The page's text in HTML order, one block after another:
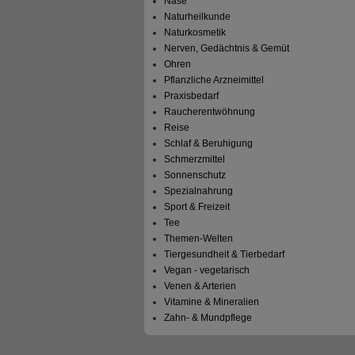
Naturheilkunde
Naturkosmetik
Nerven, Gedächtnis & Gemüt
Ohren
Pflanzliche Arzneimittel
Praxisbedarf
Raucherentwöhnung
Reise
Schlaf & Beruhigung
Schmerzmittel
Sonnenschutz
Spezialnahrung
Sport & Freizeit
Tee
Themen-Welten
Tiergesundheit & Tierbedarf
Vegan - vegetarisch
Venen & Arterien
Vitamine & Mineralien
Zahn- & Mundpflege